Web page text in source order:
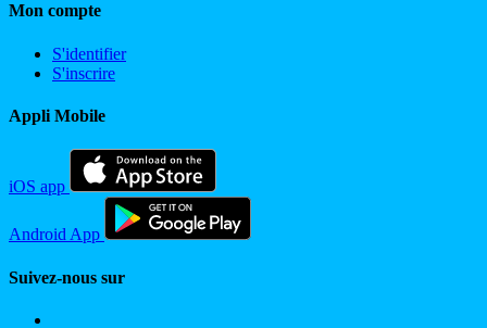
Mon compte
S'identifier
S'inscrire
Appli Mobile
iOS app
Android App
Suivez-nous sur